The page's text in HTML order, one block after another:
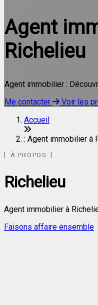
Agent
Richelieu
Agent immobilier :
Me contacter
Voir les
Accueil
: Agent immobilier à
À PROPOS
Richelieu
Agent immobilier à
Faisons affaire ensemble